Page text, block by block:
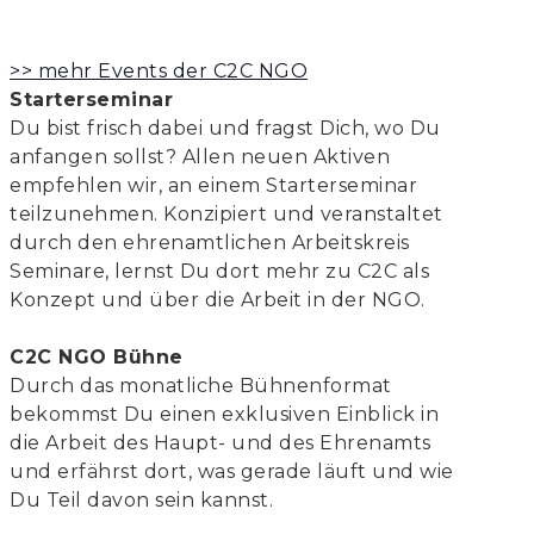
>> mehr Events der C2C NGO
Starterseminar
Du bist frisch dabei und fragst Dich, wo Du
anfangen sollst? Allen neuen Aktiven
empfehlen wir, an einem Starterseminar
teilzunehmen. Konzipiert und veranstaltet
durch den ehrenamtlichen Arbeitskreis
Seminare, lernst Du dort mehr zu C2C als
Konzept und über die Arbeit in der NGO.
C2C NGO Bühne
Durch das monatliche Bühnenformat
bekommst Du einen exklusiven Einblick in
die Arbeit des Haupt- und des Ehrenamts
und erfährst dort, was gerade läuft und wie
Du Teil davon sein kannst.